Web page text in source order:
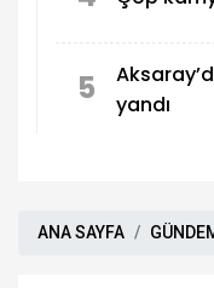
5
yandı
ANA SAYFA